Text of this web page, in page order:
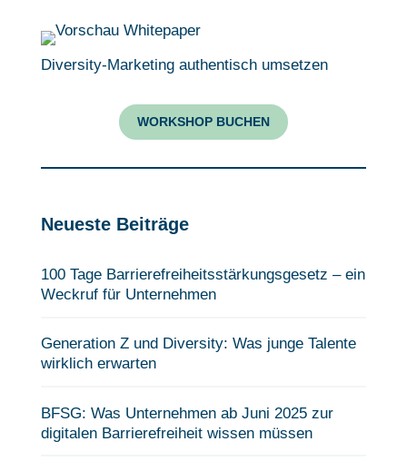
Diversity-Marketing authentisch umsetzen
WORKSHOP BUCHEN
Neueste Beiträge
100 Tage Barrierefreiheits­stärkungsgesetz – ein
Weckruf für Unternehmen
Generation Z und Diversity: Was junge Talente
wirklich erwarten
BFSG: Was Unternehmen ab Juni 2025 zur
digitalen Barrierefreiheit wissen müssen